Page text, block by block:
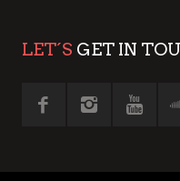
LET´S GET IN